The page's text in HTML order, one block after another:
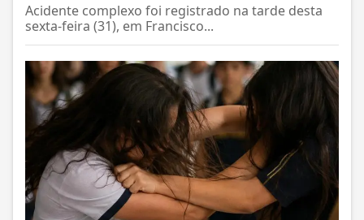
Acidente complexo foi registrado na tarde desta
sexta-feira (31), em Francisco...